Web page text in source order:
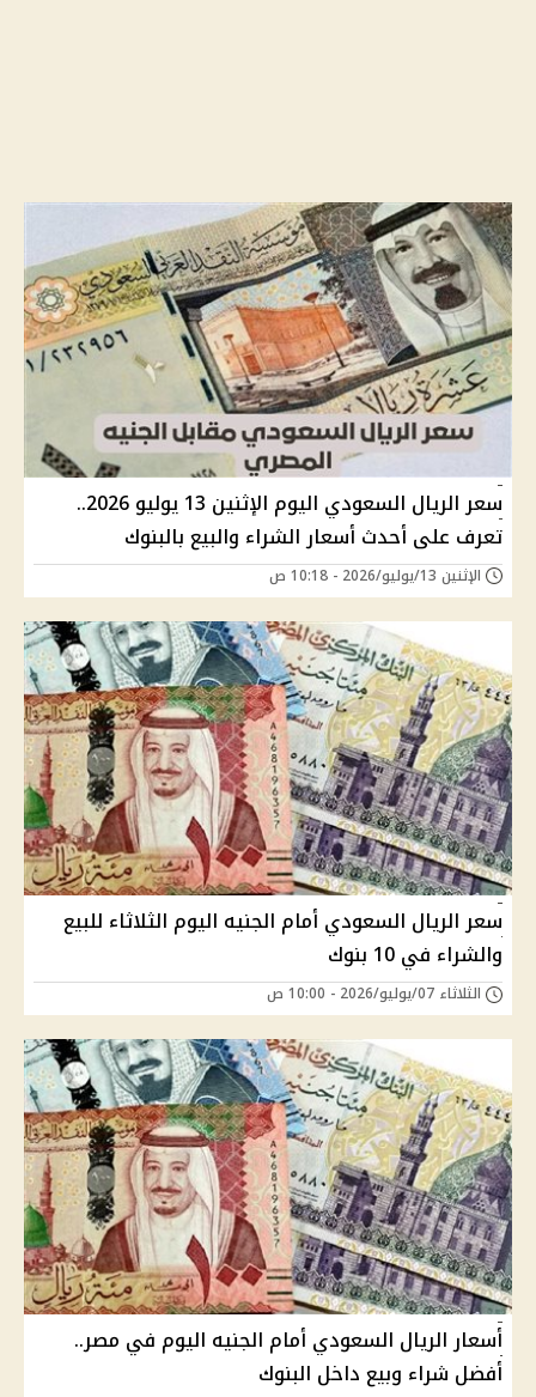
سعر الريال السعودي اليوم الإثنين 13 يوليو 2026..
تعرف على أحدث أسعار الشراء والبيع بالبنوك
الإثنين 13/يوليو/2026 - 10:18 ص
سعر الريال السعودي أمام الجنيه اليوم الثلاثاء للبيع
والشراء في 10 بنوك
الثلاثاء 07/يوليو/2026 - 10:00 ص
أسعار الريال السعودي أمام الجنيه اليوم في مصر..
أفضل شراء وبيع داخل البنوك